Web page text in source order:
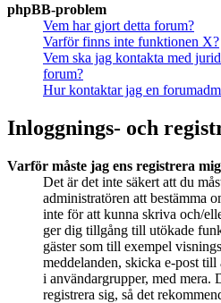
phpBB-problem
Vem har gjort detta forum?
Varför finns inte funktionen X?
Vem ska jag kontakta med
forum?
Hur kontaktar jag en
Inloggnings- och
Varför måste jag ens registrera
Det är det inte säkert att du
administratören att bestämma
inte för att kunna skriva och/
ger dig tillgång till utökade
gäster som till exempel
meddelanden, skicka e-post till
i användargrupper, med mera.
registrera sig, så det